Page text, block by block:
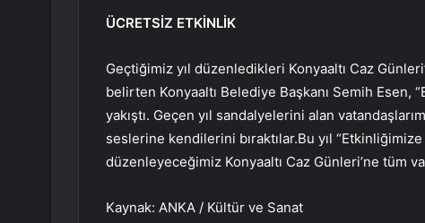
ÜCRETSİZ ETKİNLİK
Geçtiğimiz yıl düzenledikleri Konyaaltı Caz
belirten Konyaaltı Belediye Başkanı Semih Esen,
yakıştı. Geçen yıl sandalyelerini alan
seslerine kendilerini bıraktılar.Bu yıl
düzenleyeceğimiz Konyaaltı Caz Günleri’ne tüm
Kaynak: ANKA / Kültür ve Sanat